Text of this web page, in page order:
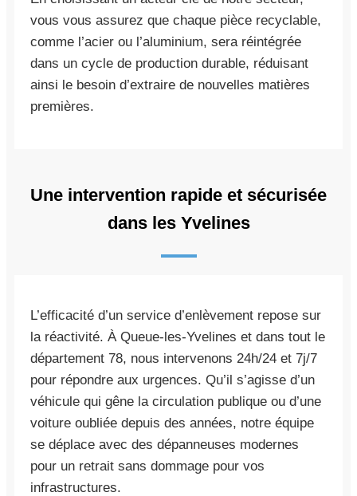
vous vous assurez que chaque pièce recyclable,
comme l’acier ou l’aluminium, sera réintégrée
dans un cycle de production durable, réduisant
ainsi le besoin d’extraire de nouvelles matières
premières.
Une intervention rapide et sécurisée
dans les Yvelines
L’efficacité d’un service d’enlèvement repose sur
la réactivité. À Queue-les-Yvelines et dans tout le
département 78, nous intervenons 24h/24 et 7j/7
pour répondre aux urgences. Qu’il s’agisse d’un
véhicule qui gêne la circulation publique ou d’une
voiture oubliée depuis des années, notre équipe
se déplace avec des dépanneuses modernes
pour un retrait sans dommage pour vos
infrastructures.